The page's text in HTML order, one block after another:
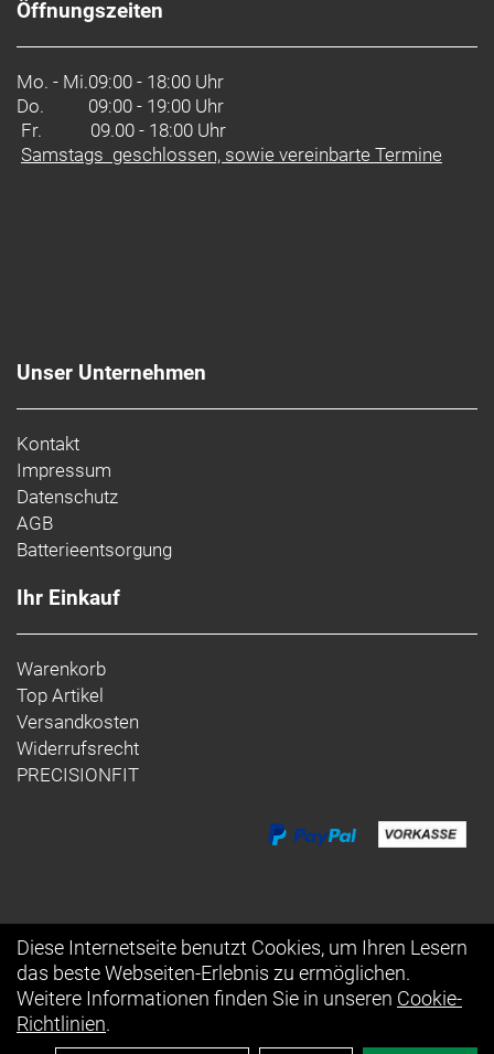
Öffnungszeiten
Mo. - Mi.09:00 - 18:00 Uhr
Do.
09:00 - 19:00 Uhr
Fr. 09.00 - 18:00 Uhr
Samstags geschlossen, sowie vereinbarte Termine
Unser Unternehmen
Kontakt
Impressum
Datenschutz
AGB
Batterieentsorgung
Ihr Einkauf
Warenkorb
Top Artikel
Versandkosten
Widerrufsrecht
PRECISIONFIT
Diese Internetseite benutzt Cookies, um Ihren Lesern
das beste Webseiten-Erlebnis zu ermöglichen.
Weitere Informationen finden Sie in unseren Cookie-
Richtlinien.
Auftrag widerrufen